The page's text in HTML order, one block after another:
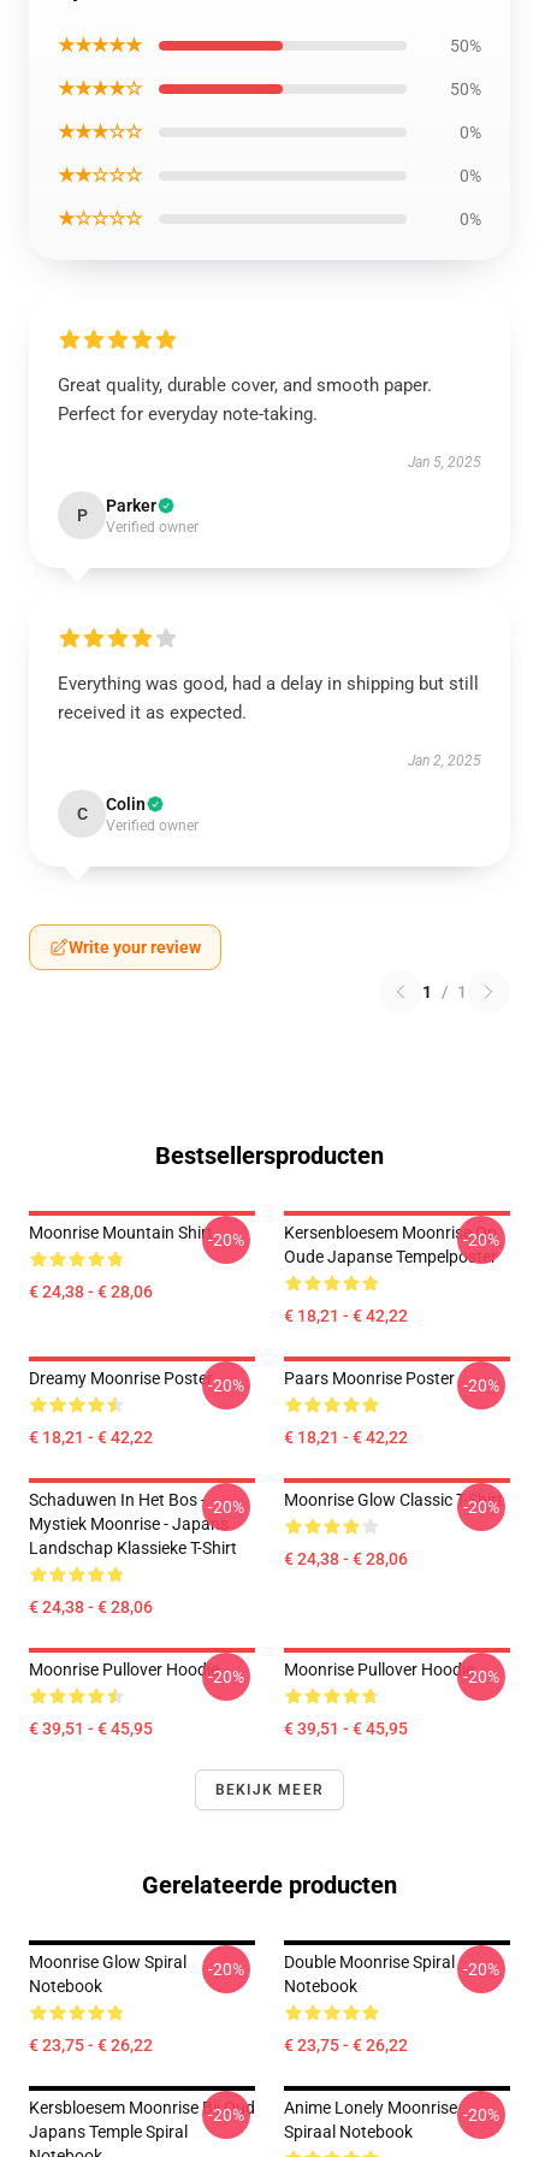
★★★★★ 50%
★★★★☆ 50%
★★★☆☆ 0%
★★☆☆☆ 0%
★☆☆☆☆ 0%
Great quality, durable cover, and smooth paper.
Perfect for everyday note-taking.
Jan 5, 2025
P Parker
Verified owner
Everything was good, had a delay in shipping but still
received it as expected.
Jan 2, 2025
C Colin
Verified owner
Write your review
1 / 1
Bestsellersproducten
Moonrise Mountain Shirt
€ 24,38 - € 28,06
-20%
Kersenbloesem Moonrise Op
Oude Japanse Tempelposter
€ 18,21 - € 42,22
-20%
Dreamy Moonrise Poster
€ 18,21 - € 42,22
-20% Paars Moonrise Poster
€ 18,21 - € 42,22
-20%
Schaduwen In Het Bos -
Mystiek Moonrise - Japans
Landschap Klassieke T-Shirt
€ 24,38 - € 28,06
-20% Moonrise Glow Classic T-Shirt
€ 24,38 - € 28,06
-20%
Moonrise Pullover Hoodie
€ 39,51 - € 45,95
-20% Moonrise Pullover Hoodie
€ 39,51 - € 45,95
-20%
BEKIJK MEER
Gerelateerde producten
Moonrise Glow Spiral
Notebook
€ 23,75 - € 26,22
-20%
Double Moonrise Spiral
Notebook
€ 23,75 - € 26,22
-20%
Kersbloesem Moonrise Bij Oud
Japans Temple Spiral
-20%
Anime Lonely Moonrise
Spiraal Notebook
-20%